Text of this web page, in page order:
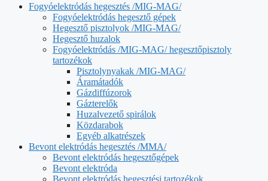
Fogyóelektródás hegesztés /MIG-MAG/
Fogyóelektródás hegesztő gépek
Hegesztő pisztolyok /MIG-MAG/
Hegesztő huzalok
Fogyóelektródás /MIG-MAG/ hegesztőpisztoly
tartozékok
Pisztolynyakak /MIG-MAG/
Áramátadók
Gázdiffúzorok
Gázterelők
Huzalvezető spirálok
Közdarabok
Egyéb alkatrészek
Bevont elektródás hegesztés /MMA/
Bevont elektródás hegesztőgépek
Bevont elektróda
Bevont elektródás hegesztési tartozékok